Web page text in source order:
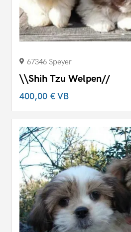
67346 Speyer
\\Shih Tzu Welpen//
400,00 €VB